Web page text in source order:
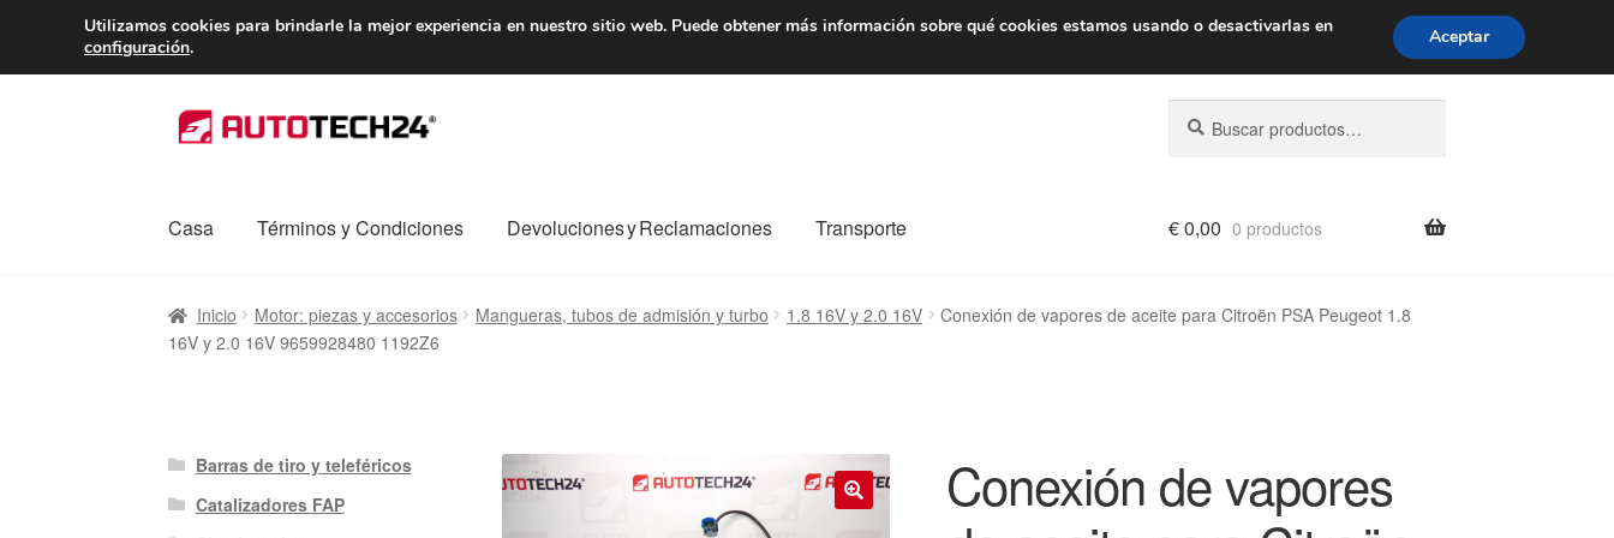
ENTREGA desde 7 EUR De lunes a viernes de 9 a. m. a 4 p. m.900 933 246
Ir
a
Ir
al
por:
Casa Términos y Condiciones Devoluciones y Reclamaciones Transporte
InicioCaja registradora Carro ContactoEnvío al mundo entero Mi cuenta Pagos Política de privacidad
€0,00 0 productos
Inicio Motor: piezas y accesorios Mangueras, tubos de admisión y turbo 1.8 16V y 2.0 16V
Conexión de vapores de aceite para Citroën PSA Peugeot 1.8
16V y 2.0 16V 9659928480 1192Z6
Conexión de vapores
Barras de tiro y teleféricos
Catalizadores FAP
Utilizamos cookies para brindarle la mejor experiencia en nuestro sitio web. Puede obtener más información sobre qué cookies estamos usando o desactivarlas en
configuración. Aceptar